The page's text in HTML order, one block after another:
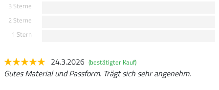
3 Sterne
2 Sterne
1 Stern
24.3.2026 (bestätigter Kauf)
Gutes Material und Passform. Trägt sich sehr angenehm.